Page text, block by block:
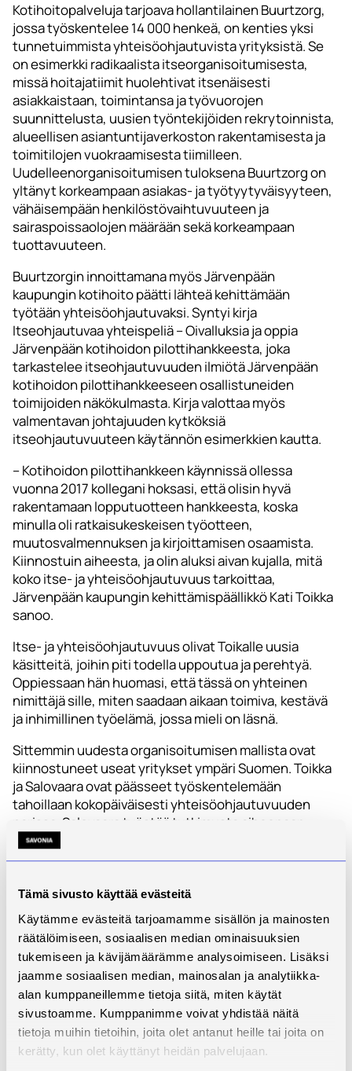
Tämä sivusto käyttää evästeitä
Käytämme evästeitä tarjoamamme sisällön ja mainosten
räätälöimiseen, sosiaalisen median ominaisuuksien
tukemiseen ja kävijämäärämme analysoimiseen. Lisäksi
jaamme sosiaalisen median, mainosalan ja analytiikka-
alan kumppaneillemme tietoja siitä, miten käytät
sivustoamme. Kumppanimme voivat yhdistää näitä
tietoja muihin tietoihin, joita olet antanut heille tai joita on
kerätty, kun olet käyttänyt heidän palvelujaan.
Kotihoitopalveluja tarjoava hollantilainen Buurtzorg,
jossa työskentelee 14 000 henkeä, on kenties yksi
tunnetuimmista yhteisöohjautuvista yrityksistä. Se
on esimerkki radikaalista itseorganisoitumisesta,
missä hoitajatiimit huolehtivat itsenäisesti
asiakkaistaan, toimintansa ja työvuorojen
suunnittelusta, uusien työntekijöiden rekrytoinnista,
alueellisen asiantuntijaverkoston rakentamisesta ja
toimitilojen vuokraamisesta tiimilleen.
Uudelleenorganisoitumisen tuloksena Buurtzorg on
yltänyt korkeampaan asiakas- ja työtyytyväisyyteen,
vähäisempään henkilöstövaihtuvuuteen ja
sairaspoissaolojen määrään sekä korkeampaan
tuottavuuteen.
Buurtzorgin innoittamana myös Järvenpään
kaupungin kotihoito päätti lähteä kehittämään
työtään yhteisöohjautuvaksi. Syntyi kirja
Itseohjautuvaa yhteispeliä – Oivalluksia ja oppia
Järvenpään kotihoidon pilottihankkeesta, joka
tarkastelee itseohjautuvuuden ilmiötä Järvenpään
kotihoidon pilottihankkeeseen osallistuneiden
toimijoiden näkökulmasta. Kirja valottaa myös
valmentavan johtajuuden kytköksiä
itseohjautuvuuteen käytännön esimerkkien kautta.
– Kotihoidon pilottihankkeen käynnissä ollessa
vuonna 2017 kollegani hoksasi, että olisin hyvä
rakentamaan lopputuotteen hankkeesta, koska
minulla oli ratkaisukeskeisen työotteen,
muutosvalmennuksen ja kirjoittamisen osaamista.
Kiinnostuin aiheesta, ja olin aluksi aivan kujalla, mitä
koko itse- ja yhteisöohjautuvuus tarkoittaa,
Järvenpään kaupungin kehittämispäällikkö Kati Toikka
sanoo.
Itse- ja yhteisöohjautuvuus olivat Toikalle uusia
käsitteitä, joihin piti todella uppoutua ja perehtyä.
Oppiessaan hän huomasi, että tässä on yhteinen
nimittäjä sille, miten saadaan aikaan toimiva, kestävä
ja inhimillinen työelämä, jossa mieli on läsnä.
Sittemmin uudesta organisoitumisen mallista ovat
kiinnostuneet useat yritykset ympäri Suomen. Toikka
ja Salovaara ovat päässeet työskentelemään
tahoillaan kokopäiväisesti yhteisöohjautuvuuden
parissa. Salovaara työstää tutkimusta aiheenaan
ruohonjuuritason aloitteiden eteneminen
organisaatioissa ja Toikka huolehtii puolestaan
kaupungissa. Tällä hetkellä Järvenpäässä on
käynnissä varhaiskasvatuksen pilottihanke. Lisäksi
yhteisöohjautuvuuskokeiluja tehdään muun muassa
konsernipalveluissa.
– Teemme myös yhteistyötä Pohjois-Savoon
sijoittuvan Polkuja yhteisöohjautuvuuteen
vanhustyössä -hankkeen parissa, Toikka sanoo.